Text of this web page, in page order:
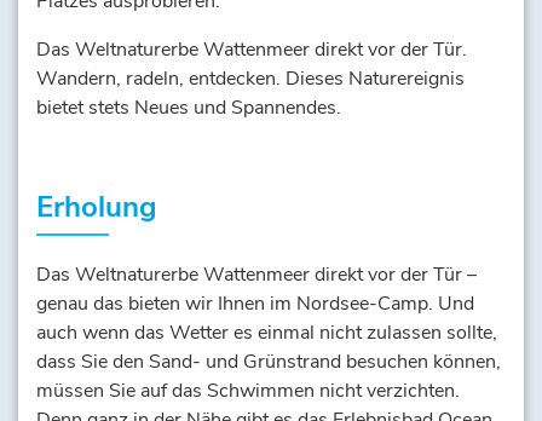
Das Weltnaturerbe Wattenmeer direkt vor der Tür.
Wandern, radeln, entdecken. Dieses Naturereignis
bietet stets Neues und Spannendes.
Erholung
Das Weltnaturerbe Wattenmeer direkt vor der Tür –
genau das bieten wir Ihnen im Nordsee-Camp. Und
auch wenn das Wetter es einmal nicht zulassen sollte,
dass Sie den Sand- und Grünstrand besuchen können,
müssen Sie auf das Schwimmen nicht verzichten.